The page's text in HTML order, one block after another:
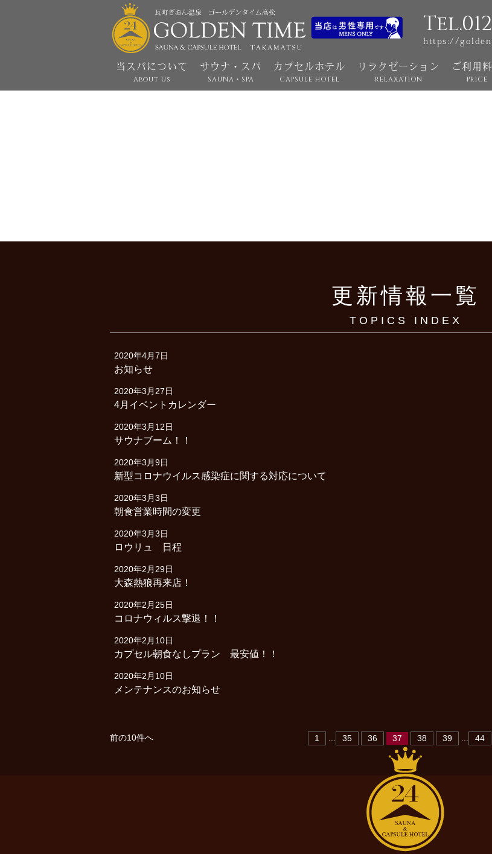
https://
当スパについて
About Us
サウナ・スパ
SAUNA・SPA
カプセルホテル
CAPSULE HOTEL
リラクゼーション
RELAXATION
ご利用
PRICE
更新情報一覧
TOPICS INDEX
2020年4月7日
お知らせ
2020年3月27日
4月イベントカレンダー
2020年3月12日
サウナブーム！！
2020年3月9日
新型コロナウイルス感染症に関する対応について
2020年3月3日
朝食営業時間の変更
2020年3月3日
ロウリュ 日程
2020年2月29日
大森熱狼再来店！
2020年2月25日
コロナウィルス撃退！！
2020年2月10日
カプセル朝食なしプラン 最安値！！
2020年2月10日
メンテナンスのお知らせ
前の10件へ 1 35 36 37 38 39 44